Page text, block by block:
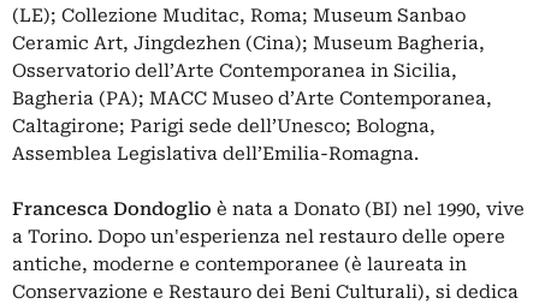
(LE); Collezione Muditac, Roma; Museum Sanbao
Ceramic Art, Jingdezhen (Cina); Museum Bagheria,
Osservatorio dell’Arte Contemporanea in Sicilia,
Bagheria (PA); MACC Museo d’Arte Contemporanea,
Caltagirone; Parigi sede dell’Unesco; Bologna,
Assemblea Legislativa dell’Emilia-Romagna.
Francesca Dondoglio è nata a Donato (BI) nel 1990, vive
a Torino. Dopo un'esperienza nel restauro delle opere
antiche, moderne e contemporanee (è laureata in
Conservazione e Restauro dei Beni Culturali), si dedica